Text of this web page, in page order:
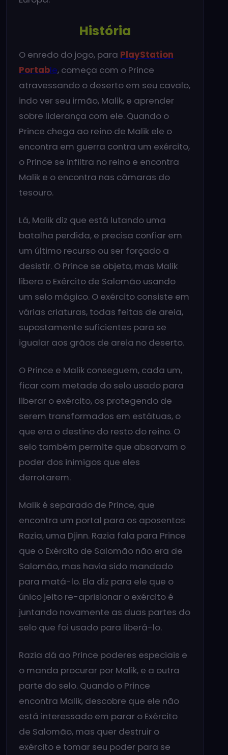
História
O enredo do jogo, para PlayStation
Portable, começa com o Prince
atravessando o deserto em seu cavalo,
indo ver seu irmão, Malik, e aprender
sobre liderança com ele. Quando o
Prince chega ao reino de Malik ele o
encontra em guerra contra um exército,
o Prince se infiltra no reino e encontra
Malik e o encontra nas câmaras do
tesouro.
Lá, Malik diz que está lutando uma
batalha perdida, e precisa confiar em
um último recurso ou ser forçado a
desistir. O Prince se objeta, mas Malik
libera o Exército de Salomão usando
um selo mágico. O exército consiste em
várias criaturas, todas feitas de areia,
supostamente suficientes para se
igualar aos grãos de areia no deserto.
O Prince e Malik conseguem, cada um,
ficar com metade do selo usado para
liberar o exército, os protegendo de
serem transformados em estátuas, o
que era o destino do resto do reino. O
selo também permite que absorvam o
poder dos inimigos que eles
derrotarem.
Malik é separado de Prince, que
encontra um portal para os aposentos
Razia, uma Djinn. Razia fala para Prince
que o Exército de Salomão não era de
Salomão, mas havia sido mandado
para matá-lo. Ela diz para ele que o
único jeito re-aprisionar o exército é
juntando novamente as duas partes do
selo que foi usado para liberá-lo.
Razia dá ao Prince poderes especiais e
o manda procurar por Malik, e a outra
parte do selo. Quando o Prince
encontra Malik, descobre que ele não
está interessado em parar o Exército
de Salomão, mas quer destruir o
exército e tomar seu poder para se